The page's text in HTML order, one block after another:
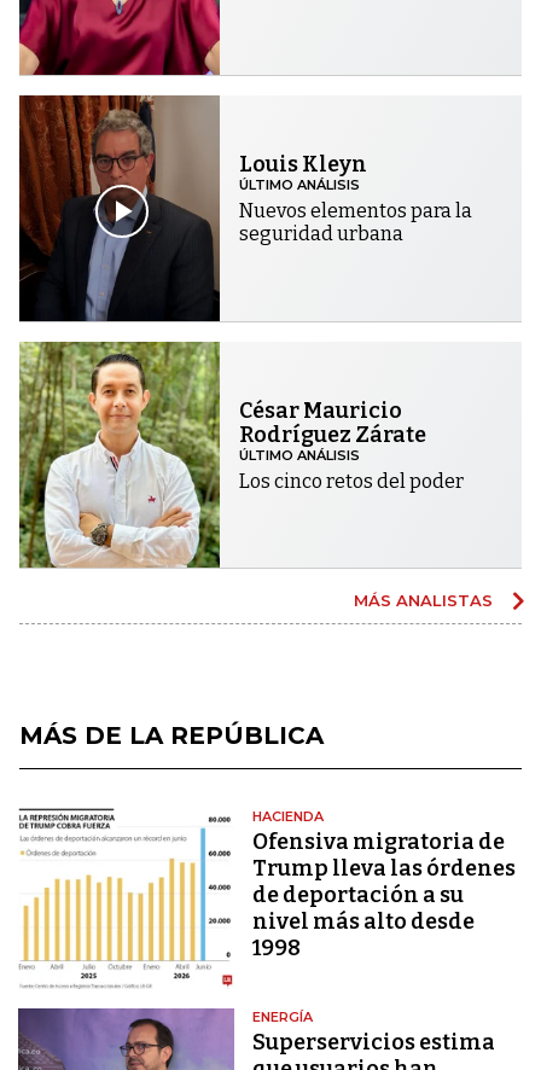
Louis Kleyn
ÚLTIMO ANÁLISIS
Nuevos elementos para la
seguridad urbana
César Mauricio
Rodríguez Zárate
ÚLTIMO ANÁLISIS
Los cinco retos del poder
MÁS ANALISTAS
MÁS DE LA REPÚBLICA
HACIENDA
Ofensiva migratoria de
Trump lleva las órdenes
de deportación a su
nivel más alto desde
1998
ENERGÍA
Superservicios estima